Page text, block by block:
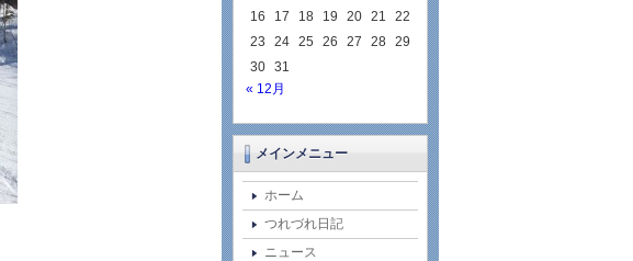
16
17 18 19 20 21
22
23
24 25 26 27 28
29
30 31
« 12月
メインメニュー
ホーム
つれづれ日記
ニュース